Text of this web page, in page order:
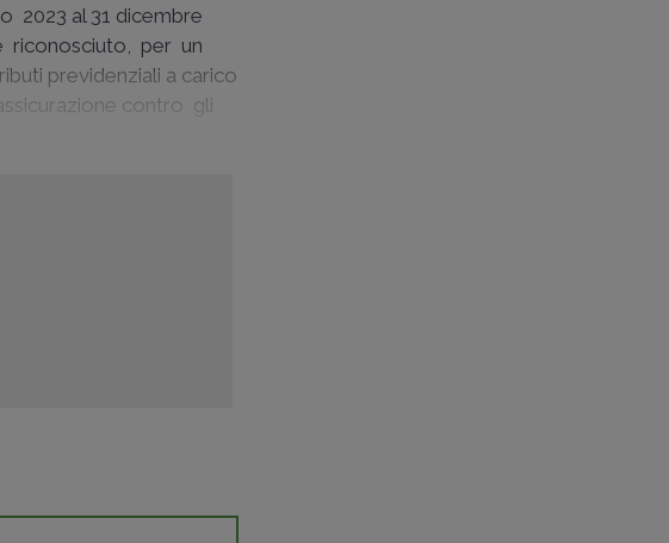
2023 al 31 dicembre
riconosciuto, per un
previdenziali a carico
contro gli